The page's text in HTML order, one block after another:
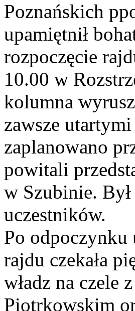
Poznańskich
upamiętnił
rozpoczęcie
10.00 w
kolumna
zawsze
zaplanowano
powitali
w Szubinie.
uczestników.
Po odpoczynku
rajdu czekała
władz na czele
Piotrkowskim